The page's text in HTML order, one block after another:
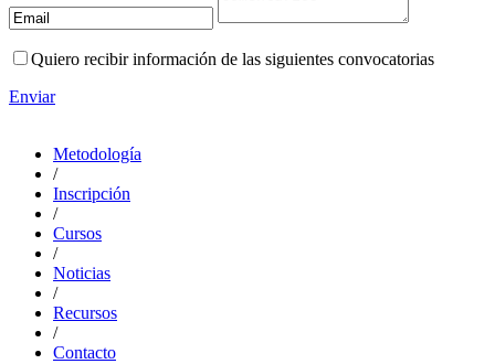
Quiero recibir información de las siguientes convocatorias
Enviar
Metodología
/
Inscripción
/
Cursos
/
Noticias
/
Recursos
/
Contacto